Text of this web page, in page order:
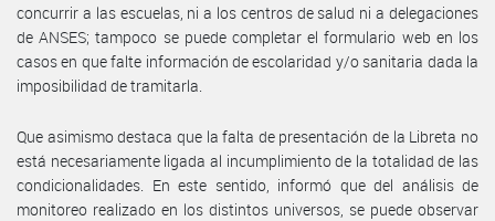
concurrir a las escuelas, ni a los centros de salud ni a delegaciones
de ANSES; tampoco se puede completar el formulario web en los
casos en que falte información de escolaridad y/o sanitaria dada la
imposibilidad de tramitarla.
Que asimismo destaca que la falta de presentación de la Libreta no
está necesariamente ligada al incumplimiento de la totalidad de las
condicionalidades. En este sentido, informó que del análisis de
monitoreo realizado en los distintos universos, se puede observar